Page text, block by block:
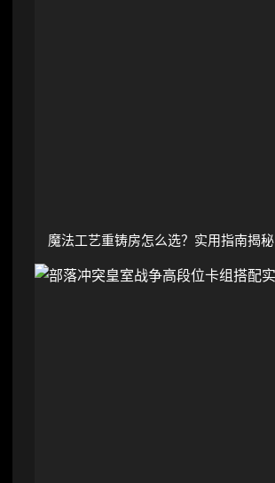
魔法工艺重铸房怎么选？实用指南揭秘